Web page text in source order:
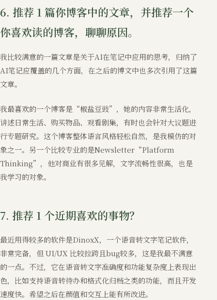
6. 推荐 1 篇你博客中的文章，并推荐一个
你喜欢读的博客，聊聊原因。
我比较满意的一篇文章是关于AI在笔记中应用的思考，归纳了
AI笔记应覆盖的几个方面，在之后的博文中也多次引用了这篇
文章。
我最喜欢的一个博客是“椒盐豆豉”，她的内容非常生活化，
讲述日常生活、购买物品、观看剧集，有时也会针对大议题进
行专题研究。这个博客整体语言风格轻松自然，是我模仿的对
象之一。另一个比较专业的是Newsletter“Platform
Thinking”，他对商业有很多见解，文字流畅性很高，也是
我学习的对象。
7. 推荐 1 个近期喜欢的事物？
最近用得较多的软件是DinoxX，一个语音转文字笔记软件，
非常完备，但 UI/UX 比较拉跨且bug较多，这是我最不满意
的一点。不过，它在语音转文字准确度和功能复杂度上表现出
色，比如支持语音转待办和格式化归档之类的功能，而且开发
速度快。希望之后在颜值和交互上能有所改进。